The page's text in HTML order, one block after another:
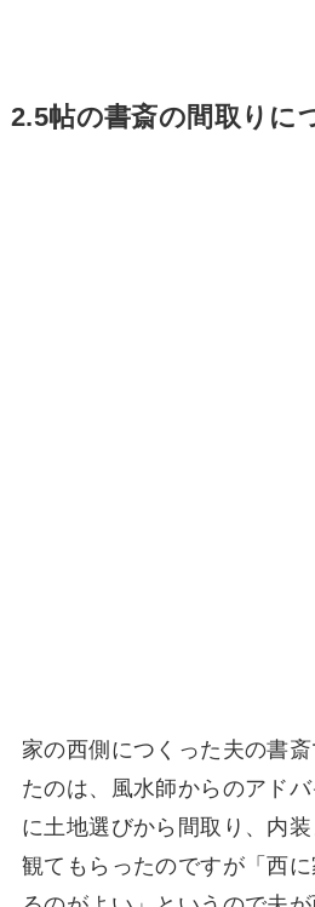
2.5帖の書斎の間取りに
家の西側につくった夫の書
たのは、風水師からのアド
に土地選びから間取り、内
観てもらったのですが「西